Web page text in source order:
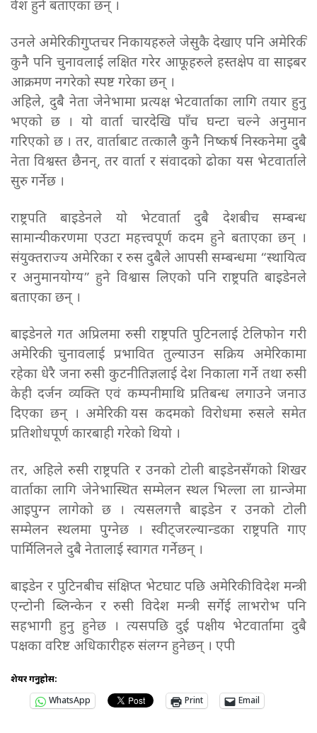
वेश हुने बताएका छन् ।
उनले अमेरिकी गुप्तचर निकायहरुले जेसुकै देखाए पनि अमेरिकी
कुनै पनि चुनावलाई लक्षित गरेर आफूहरुले हस्तक्षेप वा साइबर
आक्रमण नगरेको स्पष्ट गरेका छन् ।
अहिले, दुबै नेता जेनेभामा प्रत्यक्ष भेटवार्ताका लागि तयार हुनु
भएको छ । यो वार्ता चारदेखि पाँच घन्टा चल्ने अनुमान
गरिएको छ । तर, वार्ताबाट तत्कालै कुनै निष्कर्ष निस्कनेमा दुबै
नेता विश्वस्त छैनन्, तर वार्ता र संवादको ढोका यस भेटवार्ताले
सुरु गर्नेछ ।
राष्ट्रपति बाइडेनले यो भेटवार्ता दुबै देशबीच सम्बन्ध
सामान्यीकरणमा एउटा महत्त्वपूर्ण कदम हुने बताएका छन् ।
संयुक्तराज्य अमेरिका र रुस दुबैले आपसी सम्बन्धमा “स्थायित्व
र अनुमानयोग्य” हुने विश्वास लिएको पनि राष्ट्रपति बाइडेनले
बताएका छन् ।
बाइडेनले गत अप्रिलमा रुसी राष्ट्रपति पुटिनलाई टेलिफोन गरी
अमेरिकी चुनावलाई प्रभावित तुल्याउन सक्रिय अमेरिकामा
रहेका धेरै जना रुसी कुटनीतिज्ञलाई देश निकाला गर्ने तथा रुसी
केही दर्जन व्यक्ति एवं कम्पनीमाथि प्रतिबन्ध लगाउने जनाउ
दिएका छन् । अमेरिकी यस कदमको विरोधमा रुसले समेत
प्रतिशोधपूर्ण कारबाही गरेको थियो ।
तर, अहिले रुसी राष्ट्रपति र उनको टोली बाइडेनसँगको शिखर
वार्ताका लागि जेनेभास्थित सम्मेलन स्थल भिल्ला ला ग्रान्जेमा
आइपुग्न लागेको छ । त्यसलगत्तै बाइडेन र उनको टोली
सम्मेलन स्थलमा पुग्नेछ । स्वीट्जरल्यान्डका राष्ट्रपति गाए
पार्मिलिनले दुबै नेतालाई स्वागत गर्नेछन् ।
बाइडेन र पुटिनबीच संक्षिप्त भेटघाट पछि अमेरिकी विदेश मन्त्री
एन्टोनी ब्लिन्केन र रुसी विदेश मन्त्री सर्गेई लाभरोभ पनि
सहभागी हुनु हुनेछ । त्यसपछि दुई पक्षीय भेटवार्तामा दुबै
पक्षका वरिष्ट अधिकारीहरु संलग्न हुनेछन् । एपी
शेयर गर्नुहोस:
WhatsApp
Print Email